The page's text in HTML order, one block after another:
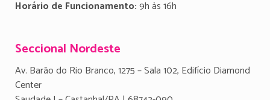
Horário de Funcionamento:9h às 16h
Seccional Nordeste
Av. Barão do Rio Branco, 1275 – Sala 102, Edifício Diamond
Center